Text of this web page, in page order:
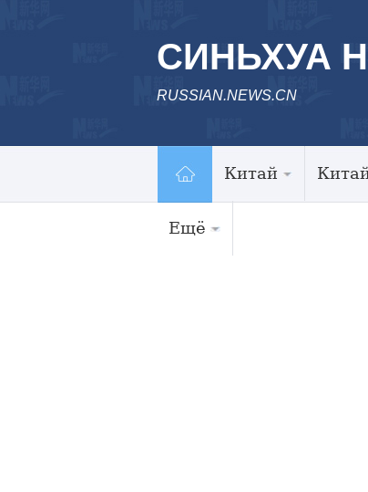
СИНЬХУА
RUSSIAN.NEWS.CN
Китай
Ещё